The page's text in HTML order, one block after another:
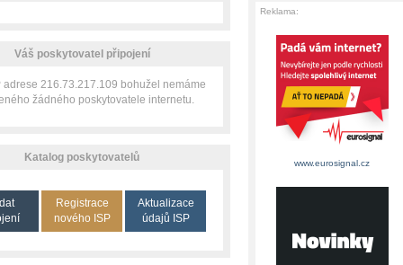
Váš poskytovatel připojení
adrese 216.73.217.109 bohužel nemáme
žádného poskytovatele internetu.
Katalog poskytovatelů
Registrace
nového ISP
Aktualizace
údajů ISP
Reklama:
www.eurosignal.cz